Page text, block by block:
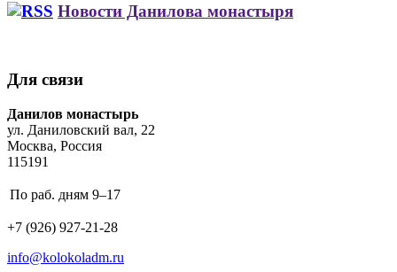
Новости Данилова монастыря
Данилова
монастыря
представят
на
олимпиаде
курсов
звонарского
мастерства
побывали
в
Кремле
Для связи
Address:
Данилов монастырь
ул. Даниловский вал, 22
Москва, Россия
115191
Business
hours:
По раб. дням 9–17
Phone
+7 (926) 927-21-28
Email
info@kolokoladm.ru